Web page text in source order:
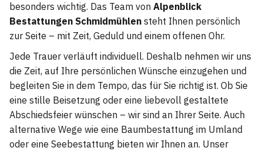
besonders wichtig. Das Team von Alpenblick
Bestattungen Schmidmühlen steht Ihnen persönlich
zur Seite – mit Zeit, Geduld und einem offenen Ohr.
Jede Trauer verläuft individuell. Deshalb nehmen wir uns
die Zeit, auf Ihre persönlichen Wünsche einzugehen und
begleiten Sie in dem Tempo, das für Sie richtig ist. Ob Sie
eine stille Beisetzung oder eine liebevoll gestaltete
Abschiedsfeier wünschen – wir sind an Ihrer Seite. Auch
alternative Wege wie eine Baumbestattung im Umland
oder eine Seebestattung bieten wir Ihnen an. Unser